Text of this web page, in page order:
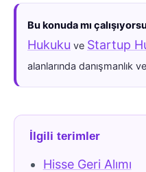
Bu konuda mı
Hukuku ve Startup
alanlarında danışmanlık
İlgili terimler
Hisse Geri Alımı